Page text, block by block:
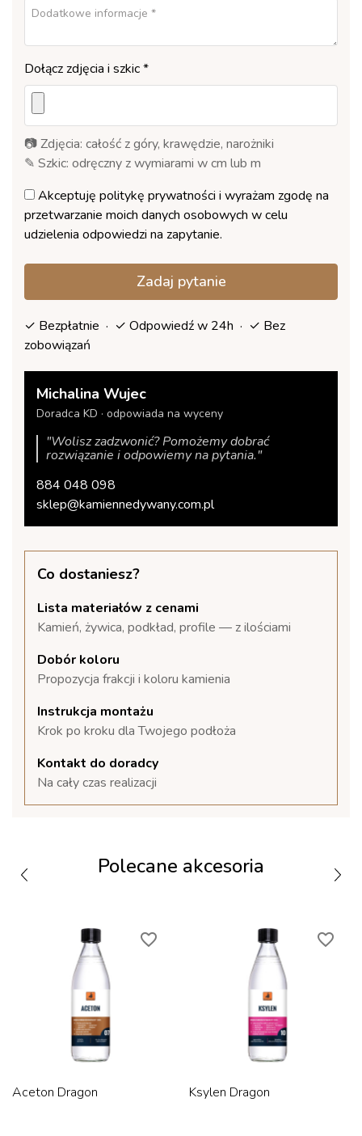
Dołącz zdjęcia i szkic *
📷 Zdjęcia: całość z góry, krawędzie, narożniki
✎ Szkic: odręczny z wymiarami w cm lub m
Akceptuję politykę prywatności i wyrażam zgodę na
przetwarzanie moich danych osobowych w celu
udzielenia odpowiedzi na zapytanie.
Zadaj pytanie
✓ Bezpłatnie · ✓ Odpowiedź w 24h · ✓ Bez
zobowiązań
Michalina Wujec
Doradca KD · odpowiada na wyceny
"Wolisz zadzwonić? Pomożemy dobrać
rozwiązanie i odpowiemy na pytania."
884 048 098
sklep@kamiennedywany.com.pl
Co dostaniesz?
Lista materiałów z cenami
Kamień, żywica, podkład, profile — z ilościami
Dobór koloru
Propozycja frakcji i koloru kamienia
Instrukcja montażu
Krok po kroku dla Twojego podłoża
Kontakt do doradcy
Na cały czas realizacji
Polecane akcesoria
favorite_border
Aceton Dragon
favorite_border
Ksylen Dragon